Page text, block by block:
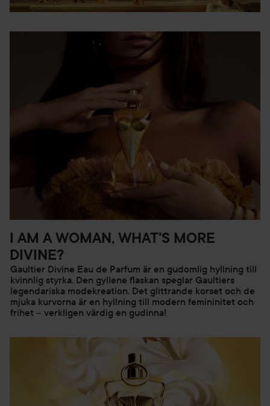
evigt eftersom både 50 och 100 ml-formaten är
ger Jean Paul Gaultier möjlighet för användarna att
fortsätta njuta av denna gudomliga doft samtidigt som de
minskar sin påverkan på miljön. Det är en gest som speglar
en gemensam vilja att kombinera lyx med ansvarsfullhet.
Gaultier Divine Eau de Parfum har fångat hjärtan runt om i
världen och är en av de populäraste parfymerna för kvinnor
från Jean Paul Gaultier. Det är den perfekta presenten till
en älskad. Här hittar du en damparfym som garanterat
Toppnot: Salt Hjärtnot: Lilja Basnot: Maräng
PRODUKTSPECIFIKATIONER: En Eau de Parfum kan
användas dagligen, innehåller 12-20% doftkoncentrat och
lämnar ett tydligt doftspår som varar längre.
TIPS: För en ännu mer underbar doftupplevelse, kombinera
Gaultier Divine Eau de Parfum med de andra produkterna i
duschgelen är perfekta för att skapa en sublim doftritual
Spraya på önskade doftområden på kroppen, helst där du
I AM A WOMAN, WHAT'S MORE
DIVINE?
Gaultier Divine Eau de Parfum är en gudomlig hyllning till
kvinnlig styrka. Den gyllene flaskan speglar Gaultiers
legendariska modekreation. Det glittrande korset och de
mjuka kurvorna är en hyllning till modern femininitet och
frihet – verkligen värdig en gudinna!